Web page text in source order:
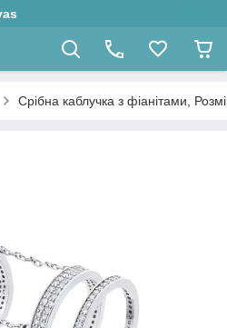
Срібна каблучка з фіанітами,